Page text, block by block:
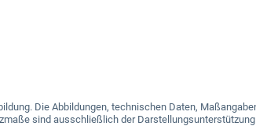
Die Abbildungen, technischen Daten,
sind ausschließlich der